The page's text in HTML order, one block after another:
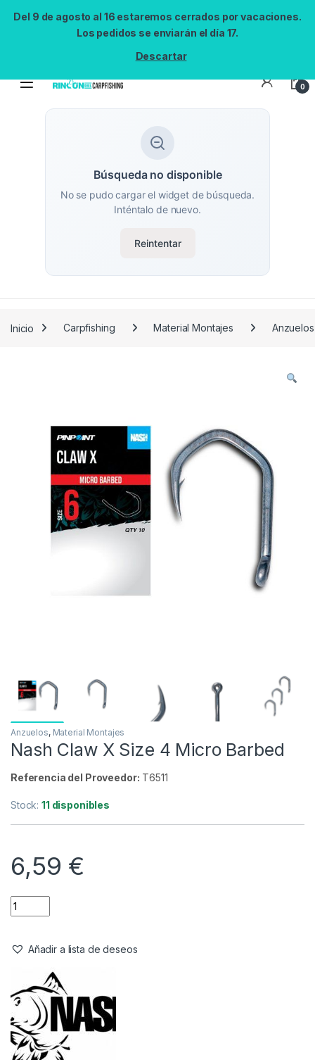
Del 9 de agosto al 16 estaremos cerrados por vacaciones.
Los pedidos se enviarán el día 17.
Descartar
0
Búsqueda no disponible
No se pudo cargar el widget de búsqueda.
Inténtalo de nuevo.
Reintentar
Inicio Carpfishing Material Montajes Anzuelos
Anzuelos, Material Montajes
Nash Claw X Size 4 Micro Barbed
Referencia del Proveedor: T6511
Stock:11 disponibles
6,59 €
Añadir a lista de deseos